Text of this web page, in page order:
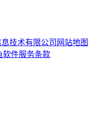
技术有限公司 网站地图
软件服务条款